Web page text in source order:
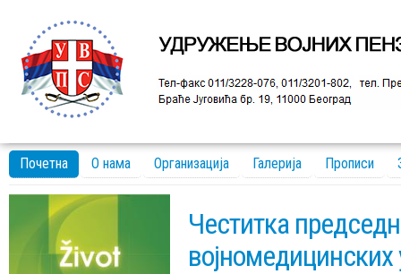
Почетна О нама Организација Галерија Прописи
Честитка